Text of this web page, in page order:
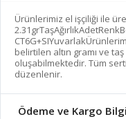
Ürünlerimiz el işçiliği ile
belirtilen altın gramı ve
oluşabilmektedir. Tüm
düzenlenir.
Ödeme ve Kargo